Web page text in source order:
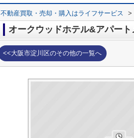
不動産買取・売却・購入はライフサービス >
オークウッドホテル&アパート
<<大阪市淀川区のその他の一覧へ